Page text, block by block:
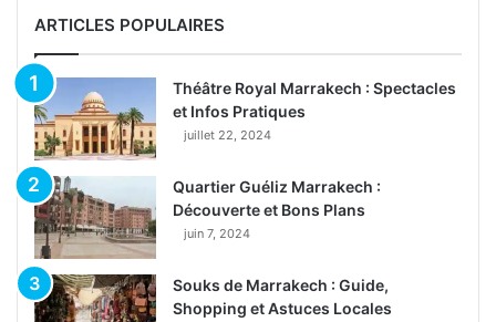
ARTICLES POPULAIRES
Théâtre Royal Marrakech : Spectacles
et Infos Pratiques
juillet 22, 2024
Quartier Guéliz Marrakech :
Découverte et Bons Plans
juin 7, 2024
Souks de Marrakech : Guide,
Shopping et Astuces Locales